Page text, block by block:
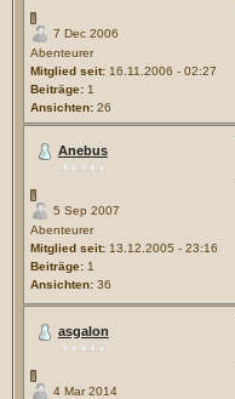
7 Dec 2006
Abenteurer
Mitglied seit:16.11.2006 - 02:27
Beiträge:1
Ansichten:26
Anebus
5 Sep 2007
Abenteurer
Mitglied seit:13.12.2005 - 23:16
Beiträge:1
Ansichten:36
asgalon
4 Mar 2014